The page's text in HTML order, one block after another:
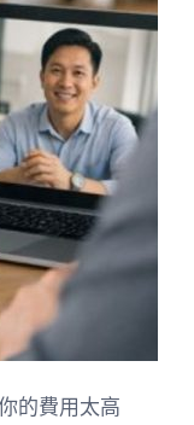
的費用太高